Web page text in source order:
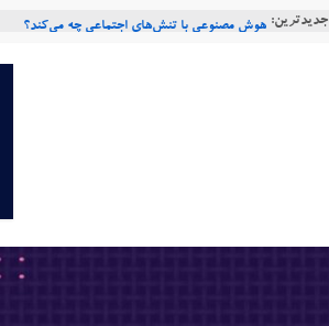
جدیدترین: Consensus.app
دستاورد تازه ایلان ماسک؛ هوش مصنوعی با لهجه